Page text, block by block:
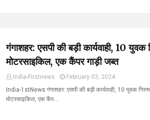
गंगाशहर: एसपी की बड़ी कार्यवाही, 10 युवक
मोटरसाइकिल, एक कैंपर गाड़ी जब्त
India-Firstnews
February 03, 2024
India-1stNews गंगाशहर: एसपी की बड़ी कार्यवाही, 10 युवक
मोटरसाइकिल, एक कैंप…